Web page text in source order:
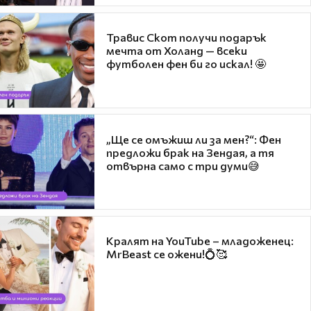
Травис Скот получи подарък
мечта от Холанд — всеки
футболен фен би го искал! 🤩
„Ще се омъжиш ли за мен?“: Фен
предложи брак на Зендая, а тя
отвърна само с три думи😅
Кралят на YouTube – младоженец:
MrBeast се ожени!💍🥰